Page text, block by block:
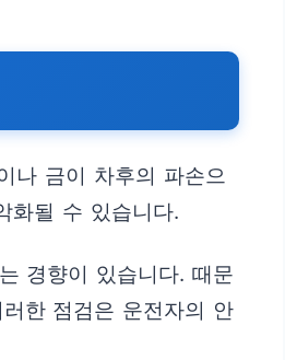
나 금이 차후의 파손으
화될 수 있습니다.
경향이 있습니다. 때문
한 점검은 운전자의 안